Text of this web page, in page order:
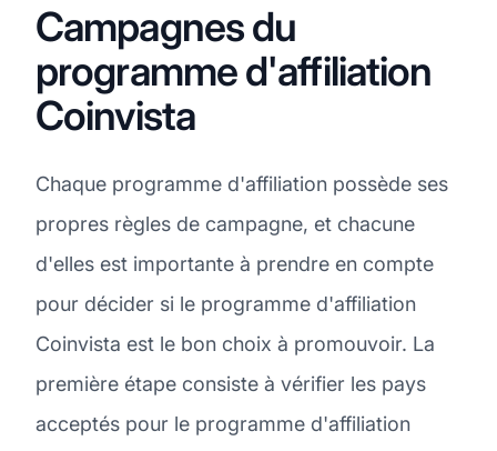
Campagnes du
programme d'affiliation
Coinvista
Chaque programme d'affiliation possède ses
propres règles de campagne, et chacune
d'elles est importante à prendre en compte
pour décider si le programme d'affiliation
Coinvista est le bon choix à promouvoir. La
première étape consiste à vérifier les pays
acceptés pour le programme d'affiliation